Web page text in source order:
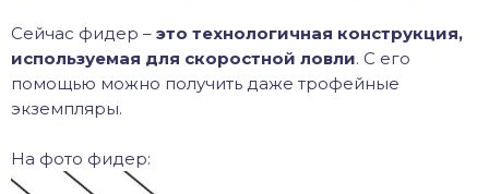
Сейчас фидер – это технологичная конструкция,
используемая для скоростной ловли. С его
помощью можно получить даже трофейные
экземпляры.
На фото фидер: